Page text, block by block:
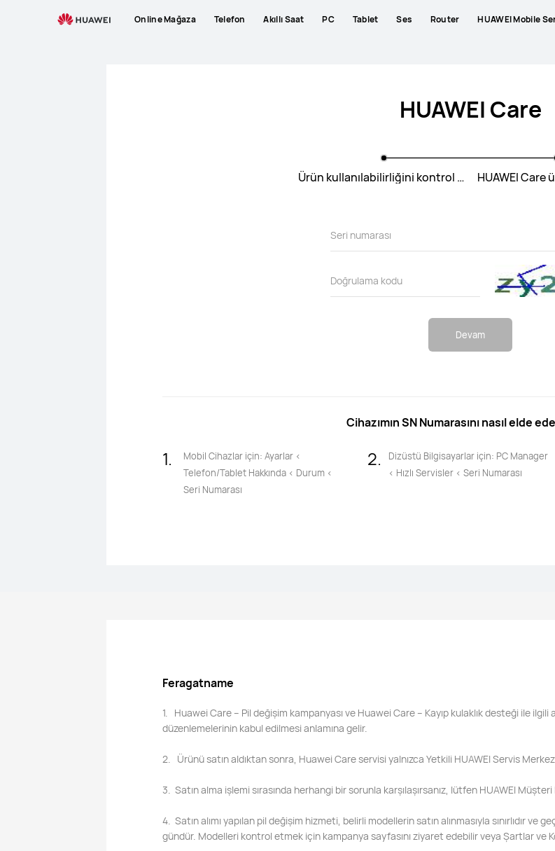
Battery
Online Mağaza Telefon Akıllı Saat PC Tablet Ses Router HUAWEI Mobile
HUAWEI Care
Ürün kullanılabilirliğini kontrol etme HUAWEI Care
Devam
Cihazımın SN Numarasını nasıl elde
1.
Mobil Cihazlar için: Ayarlar <
Telefon/Tablet Hakkında < Durum <
Seri Numarası
2.
Dizüstü Bilgisayarlar için: PC Manager
< Hızlı Servisler < Seri Numarası
Feragatname
1. Huawei Care – Pil değişim kampanyası ve Huawei Care – Kayıp kulaklık desteği ile ilgili
düzenlemelerinin kabul edilmesi anlamına gelir.
2. Ürünü satın aldıktan sonra, Huawei Care servisi yalnızca Yetkili HUAWEI Servis
3. Satın alma işlemi sırasında herhangi bir sorunla karşılaşırsanız, lütfen HUAWEI
4. Satın alımı yapılan pil değişim hizmeti, belirli modellerin satın alınmasıyla sınırlıdır
gündür. Modelleri kontrol etmek için kampanya sayfasını ziyaret edebilir veya Şartlar ve